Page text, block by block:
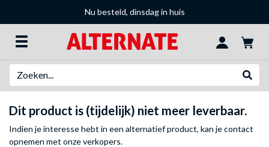
Nu besteld, dinsdag in huis
Dit product is (tijdelijk) niet meer leverbaar.
Indien je interesse hebt in een alternatief product, kan jecontact
opnemen met onze verkopers.